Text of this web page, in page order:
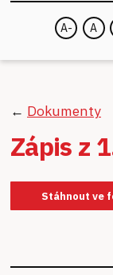
Velikost
A- A
← Dokumenty
Zápis z
Stáhnout ve